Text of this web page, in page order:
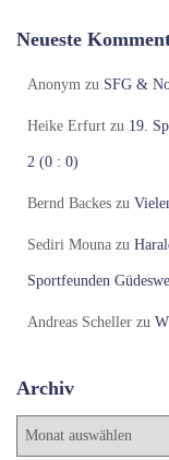
Neueste
Anonym zu SFG &
Heike Erfurt zu 19.
2 (0 : 0)
Bernd Backes zu
Sediri Mouna zu
Sportfeunden
Andreas Scheller zu
Archiv
A